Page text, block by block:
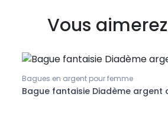
Vous
Bagues en argent pour femme
Bague fantaisie Diadème argent